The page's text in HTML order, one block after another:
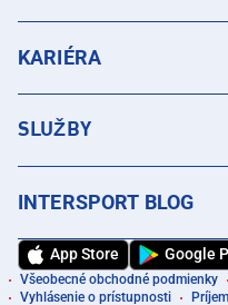
KARIÉRA
SLUŽBY
INTERSPORT BLOG
App Store Google
Všeobecné obchodné podmienky
Vyhlásenie o prístupnosti